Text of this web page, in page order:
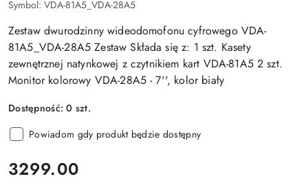
Symbol: VDA-81A5_VDA-28A5
Zestaw dwurodzinny wideodomofonu cyfrowego VDA-
81A5_VDA-28A5 Zestaw Składa się z: 1 szt. Kasety
zewnętrznej natynkowej z czytnikiem kart VDA-81A5 2 szt.
Monitor kolorowy VDA-28A5 - 7'', kolor biały
Dostępność:0 szt.
Powiadom gdy produkt będzie dostępny
cena:
3299.00